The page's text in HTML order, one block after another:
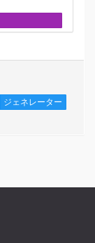
ジェネレーター